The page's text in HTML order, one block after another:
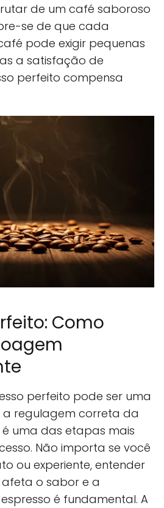
de um café saboroso
se de que cada
pode exigir pequenas
a satisfação de
perfeito compensa
Como
perfeito pode ser uma
regulagem correta da
uma das etapas mais
Não importa se você
ou experiente, entender
o sabor e a
é fundamental. A